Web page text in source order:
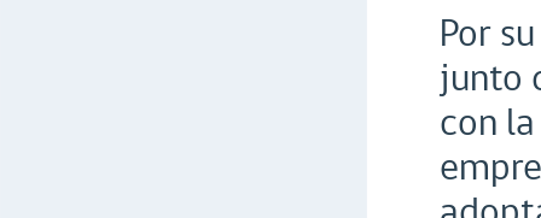
Por
junto
con